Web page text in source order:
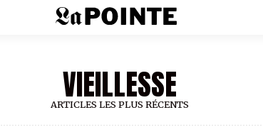
VIEILLESSE
ARTICLES LES PLUS RÉCENTS